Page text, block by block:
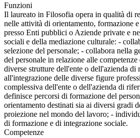
Funzioni
Il laureato in Filosofia opera in qualità di
nelle attività di orientamento, formazione
presso Enti pubblici o Aziende private e
sociali e della mediazione culturale: -
selezione del personale; - collabora nella
del personale in relazione alle
diverse strutture dell'ente o dell'azienda di
all'integrazione delle diverse figure
complessiva dell'ente o dell'azienda di
definisce percorsi di formazione del
orientamento destinati sia ai diversi gradi
proiezione nel mondo del lavoro; -
di formazione e di integrazione sociale.
Competenze